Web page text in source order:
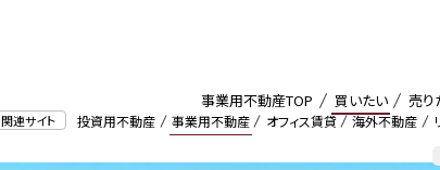
関連サイト 投資用不動産 事業用不動産 オフィス賃貸 海外不動産
事業用不動産TOP 買いたい 売り